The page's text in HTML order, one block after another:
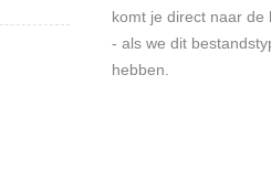
komt je direct naar de
- als we dit
hebben.